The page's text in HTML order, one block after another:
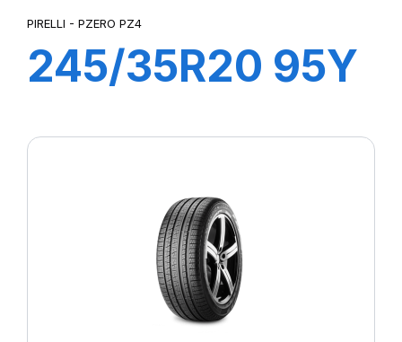
PIRELLI - PZERO PZ4
245/35R20 95Y